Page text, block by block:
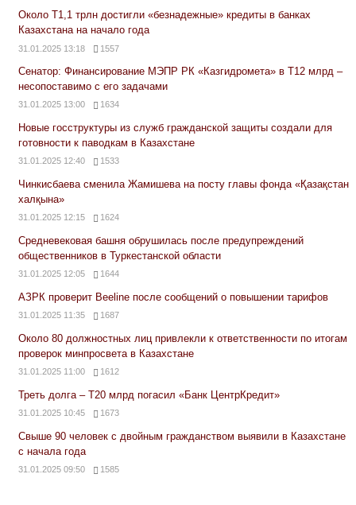
Около Т1,1 трлн достигли «безнадежные» кредиты в банках
Казахстана на начало года
31.01.2025 13:18 1557
Сенатор: Финансирование МЭПР РК «Казгидромета» в Т12 млрд –
несопоставимо с его задачами
31.01.2025 13:00 1634
Новые госструктуры из служб гражданской защиты создали для
готовности к паводкам в Казахстане
31.01.2025 12:40 1533
Чинкисбаева сменила Жамишева на посту главы фонда «Қазақстан
халқына»
31.01.2025 12:15 1624
Средневековая башня обрушилась после предупреждений
общественников в Туркестанской области
31.01.2025 12:05 1644
АЗРК проверит Beeline после сообщений о повышении тарифов
31.01.2025 11:35 1687
Около 80 должностных лиц привлекли к ответственности по итогам
проверок минпросвета в Казахстане
31.01.2025 11:00 1612
Треть долга – Т20 млрд погасил «Банк ЦентрКредит»
31.01.2025 10:45 1673
Свыше 90 человек с двойным гражданством выявили в Казахстане
с начала года
31.01.2025 09:50 1585